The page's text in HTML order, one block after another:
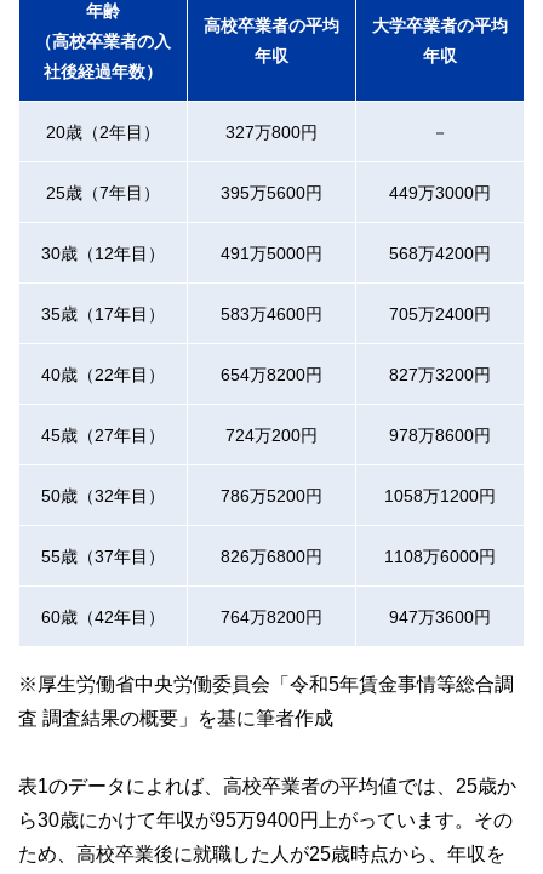
年齢
（高校卒業者の入
社後経過年数）
高校卒業者の平均
年収
大学卒業者の平均
年収
20歳（2年目） 327万800円 －
25歳（7年目） 395万5600円 449万3000円
30歳（12年目） 491万5000円 568万4200円
35歳（17年目） 583万4600円 705万2400円
40歳（22年目） 654万8200円 827万3200円
45歳（27年目） 724万200円 978万8600円
50歳（32年目） 786万5200円 1058万1200円
55歳（37年目） 826万6800円 1108万6000円
60歳（42年目） 764万8200円 947万3600円
※厚生労働省中央労働委員会「令和5年賃金事情等総合調
査 調査結果の概要」を基に筆者作成
表1のデータによれば、高校卒業者の平均値では、25歳か
ら30歳にかけて年収が95万9400円上がっています。その
ため、高校卒業後に就職した人が25歳時点から、年収を